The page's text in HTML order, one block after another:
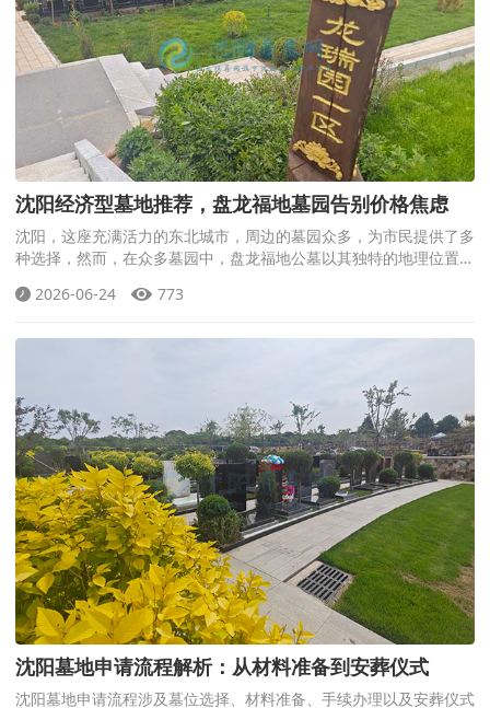
沈阳经济型墓地推荐，盘龙福地墓园告别价格焦虑
沈阳，这座充满活力的东北城市，周边的墓园众多，为市民提供了多
种选择，然而，在众多墓园中，盘龙福地公墓以其独特的地理位置、
2026-06-24 773
沈阳墓地申请流程解析：从材料准备到安葬仪式
沈阳墓地申请流程涉及墓位选择、材料准备、手续办理以及安葬仪式